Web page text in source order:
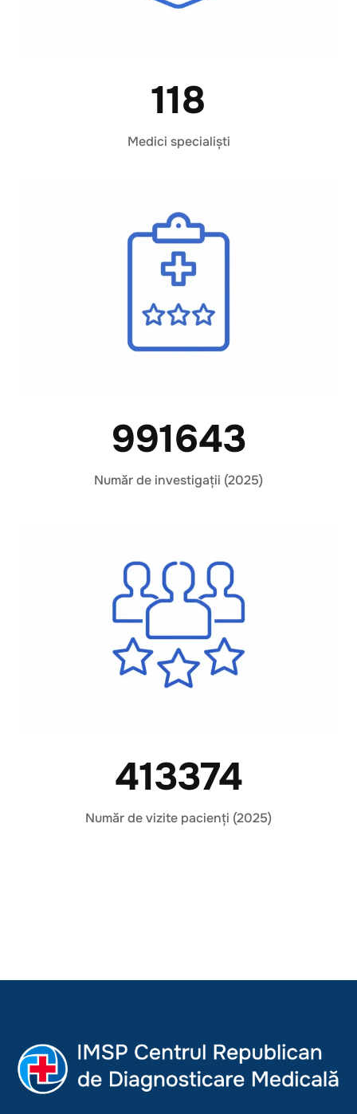
118
Medici specialiști
991643
Număr de investigații (2025)
413374
Număr de vizite pacienți (2025)